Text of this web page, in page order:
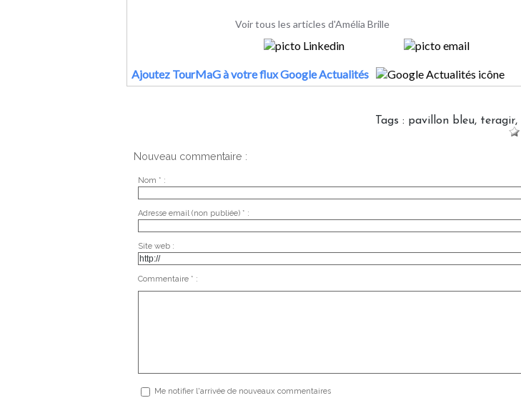
Voir tous les articles d'Amélia Brille
Ajoutez TourMaG à votre flux Google Actualités
Tags : pavillon bleu, teragir,
Nouveau commentaire :
Nom * :
Adresse email (non publiée) * :
Site web :
Commentaire * :
Me notifier l'arrivée de nouveaux commentaires